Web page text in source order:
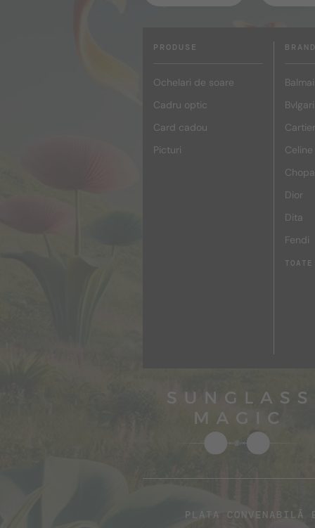
PRODUSE
Ochelari de soare
Cadru optic
Card cadou
Picturi
Bvlgari
Cartier
Celine
Dior
Dita
Fendi
PLATA